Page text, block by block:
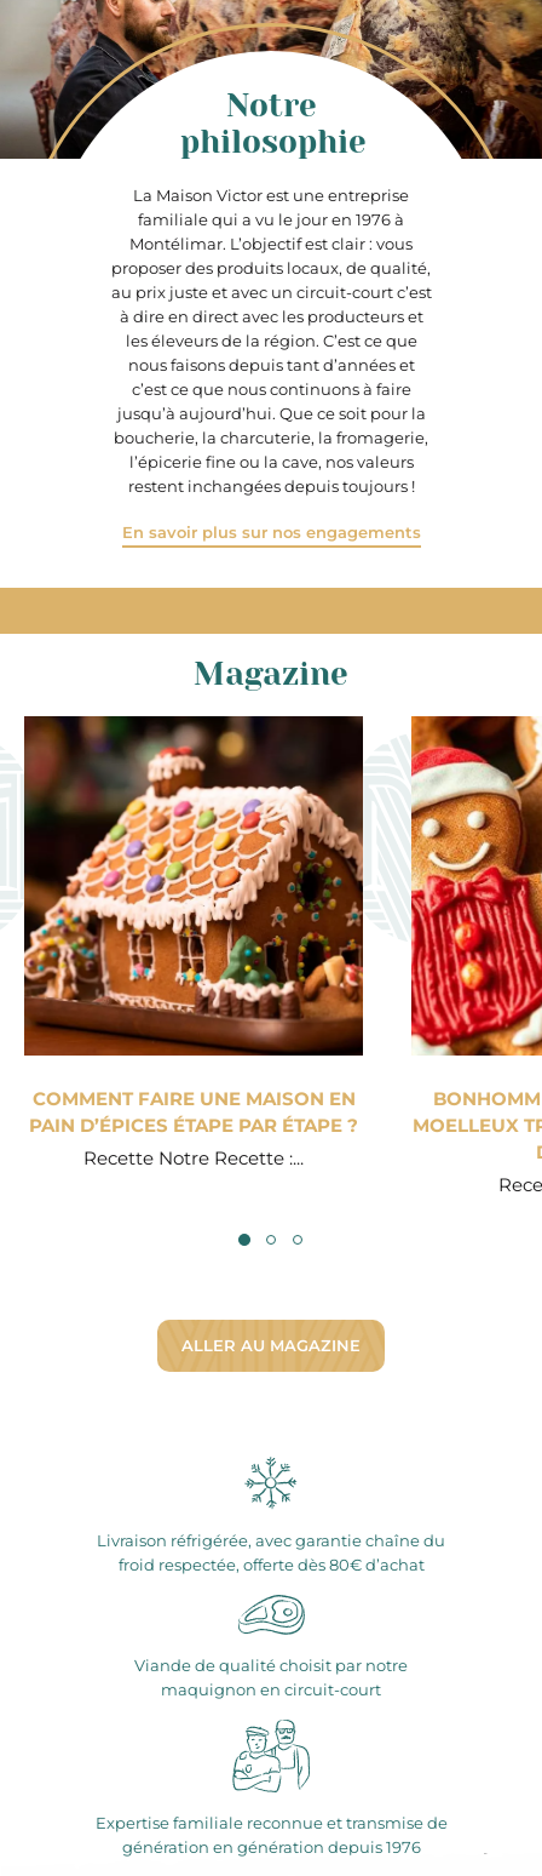
La Maison Victor est une entreprise
familiale qui a vu le jour en 1976 à
Montélimar. L’objectif est clair : vous
proposer des produits locaux, de qualité,
au prix juste et avec un circuit-court c’est
à dire en direct avec les producteurs et
les éleveurs de la région. C’est ce que
nous faisons depuis tant d’années et
c’est ce que nous continuons à faire
jusqu’à aujourd’hui. Que ce soit pour la
boucherie, la charcuterie, la fromagerie,
l’épicerie fine ou la cave, nos valeurs
restent inchangées depuis toujours !
En savoir plus sur nos engagements
Notre
philosophie
Magazine
COMMENT FAIRE UNE MAISON EN
PAIN D’ÉPICES ÉTAPE PAR ÉTAPE ?
Recette Notre Recette :...
MOELLEUX
ALLER AU MAGAZINE
Livraison réfrigérée, avec garantie chaîne du
froid respectée, offerte dès 80€ d’achat
Viande de qualité choisit par notre
maquignon en circuit-court
Expertise familiale reconnue et transmise de
génération en génération depuis 1976